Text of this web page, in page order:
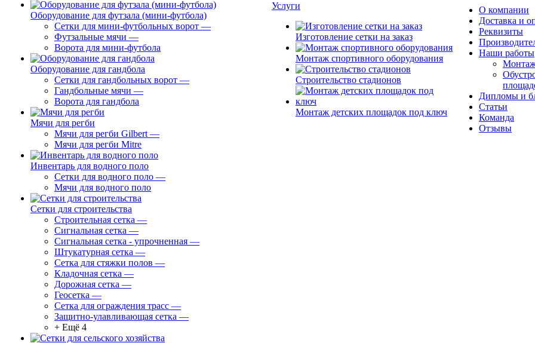
Оборудование для футзала (мини-футбола)
Сетки для мини-футбольных ворот —
Футзальные мячи —
Ворота для мини-футбола
Оборудование для гандбола
Сетки для гандбольных ворот —
Гандбольные мячи —
Ворота для гандбола
Мячи для регби
Мячи для регби Gilbert —
Мячи для регби Mitre
Инвентарь для водного поло
Сетки для водного поло —
Мячи для водного поло
Сетки для строительства
Строительная сетка —
Сигнальная сетка —
Сигнальная сетка - упрочненная —
Штукатурная сетка —
Сетка для стяжки полов —
Кладочная сетка —
Дорожная сетка —
Геосетка —
Сетка для ограждения трасс —
Защитно-улавливающая сетка —
+ Ещё 4
Услуги
Изготовление сетки на заказ
Монтаж спортивного оборудования
Строительство стадионов
Монтаж детских площадок под ключ
О компании
Доставка и
Реквизиты
Наши работы
Дипломы и
Статьи
Команда
Отзывы